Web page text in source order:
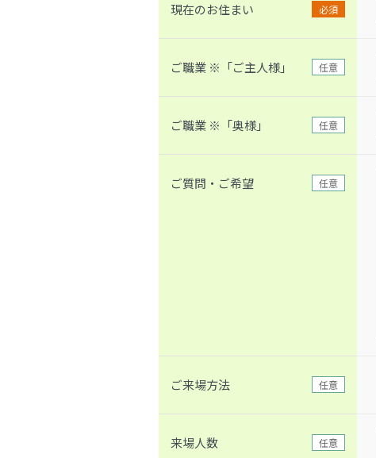
現在のお住まい 必須
ご職業 ※「ご主人様」 任意
ご職業 ※「奥様」 任意
ご質問・ご希望 任意
ご来場方法 任意
来場人数 任意